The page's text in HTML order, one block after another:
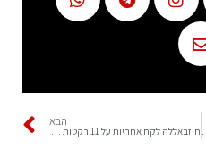
הבא
חיזבאללה לקח אחריות על 11 רקטות ששיגר היום